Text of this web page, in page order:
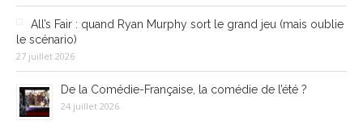
All’s Fair : quand Ryan Murphy sort le grand jeu (mais oublie
le scénario)
27 juillet 2026
De la Comédie-Française, la comédie de l’été ?
24 juillet 2026